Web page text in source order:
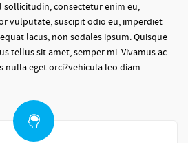
sollicitudin, consectetur enim eu,
vulputate, suscipit odio eu, imperdiet
lacus, non sodales ipsum. Quisque
tellus sit amet, semper mi. Vivamus ac
nulla eget orci?vehicula leo diam.